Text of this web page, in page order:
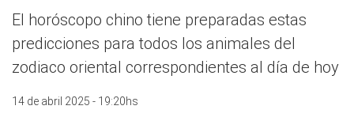
El horóscopo chino tiene preparadas estas
predicciones para todos los animales del
zodiaco oriental correspondientes al día de hoy
14 de abril 2025 - 19:20hs